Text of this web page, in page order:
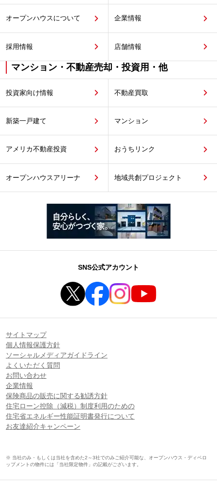
オープンハウスについて 企業情報
採用情報 店舗情報
マンション・不動産売却・投資用・他
投資家向け情報 不動産買取
新築一戸建て マンション
アメリカ不動産投資 おうちリンク
オープンハウスアリーナ 地域共創プロジェクト
SNS公式アカウント
サイトマップ
個人情報保護方針
ソーシャルメディアガイドライン
よくいただく質問
お問い合わせ
企業情報
保険商品の販売に関する勧誘方針
住宅ローン控除（減税）制度利用のための
住宅省エネルギー性能証明書発行について
お友達紹介キャンペーン
※ 当社のみ・もしくは当社を含めた2～3社でのみご紹介可能な、オープンハウス・ディベロ
ップメントの物件には「当社限定物件」の記載がございます。